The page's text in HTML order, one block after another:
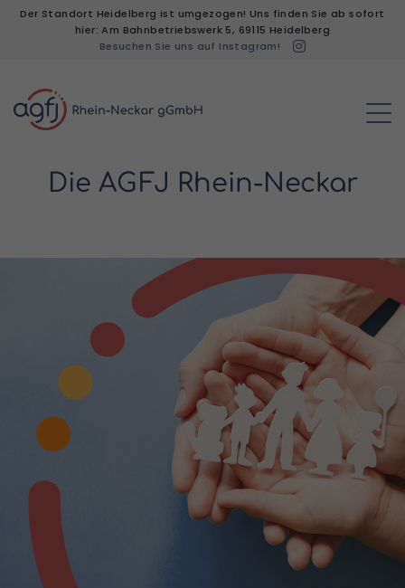
Der Standort Heidelberg ist umgezogen! Uns finden Sie ab sofort
hier: Am Bahnbetriebswerk 5, 69115 Heidelberg
Besuchen Sie uns auf Instagram!
Die AGFJ Rhein-Neckar